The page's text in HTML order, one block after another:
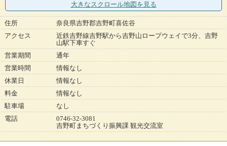
大きなスクロール地図 を見る
住所
奈良県吉野郡吉野町喜佐谷
アクセス
近鉄吉野線吉野駅から吉野山ロープウェイで3分、吉野
山駅下車すぐ
営業期間
通年
営業時間
情報なし
休業日
情報なし
料金
情報なし
駐車場
なし
電話
0746-32-3081
吉野町まちづくり振興課 観光交流室